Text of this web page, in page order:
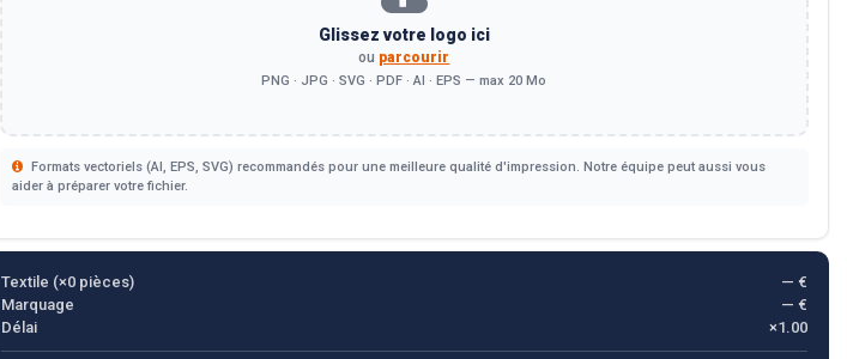
Glissez votre logo ici
ou parcourir
PNG · JPG · SVG · PDF · AI · EPS — max 20 Mo
Formats vectoriels (AI, EPS, SVG) recommandés pour une meilleure qualité d'impression. Notre équipe peut aussi vous
aider à préparer votre fichier.
Textile (×0pièces)
— €
Marquage
— €
Délai
×1.00